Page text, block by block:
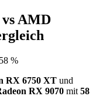
AMD
%
RX 6750 XT und
RX 9070 mit 58